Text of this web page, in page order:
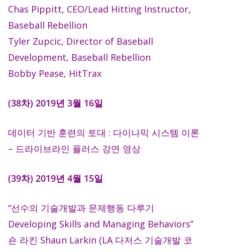
Chas Pippitt, CEO/Lead Hitting Instructor,
Baseball Rebellion
Tyler Zupcic, Director of Baseball
Development, Baseball Rebellion
Bobby Pease, HitTrax
(38차) 2019년 3월 16일
데이터 기반 훈련의 토대 : 다이나믹 시스템 이론
– 드라이브라인 플러스 강연 영상
(39차) 2019년 4월 15일
“선수의 기술개발과 문제행동 다루기
Developing Skills and Managing Behaviors”
숀 라킨 Shaun Larkin (LA 다저스 기술개발 코